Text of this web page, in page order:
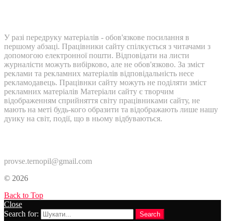
У разі передруку матеріалів - обов'язкове посилання в
першому абзаці. Працівники сайту спілкується з читачами з
допомогою електронної пошти. Відповідати на листи
журналісти можуть вибірково, але не обов'язково. За зміст
реклами та рекламних матеріалів відповідальність несе
рекламодавець. Працівнки сайту можуть не поділяти зміст
рекламних матеріалів Матеріали сайту є творчим
відображенням сприйняття світу працівниками сайту, не
мають на меті будь-кого образити та відображають лише нашу
дуику на світ, події, що в ньому відбуваються.
provse.ternopil@gmail.com
© 2026
Back to Top
Close
Search for:
Search